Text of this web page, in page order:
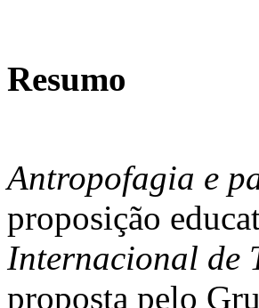
Resumo
Antropofagia e
proposição
Internacional de
proposta pelo